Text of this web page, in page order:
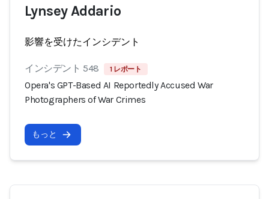
Lynsey Addario
影響を受けたインシデント
インシデント 548 1 レポート
Opera's GPT-Based AI Reportedly Accused War
Photographers of War Crimes
もっと